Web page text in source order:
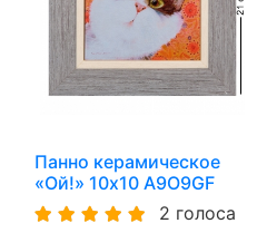
Панно керамическое
«Ой!» 10х10 A9O9GF
2 голоса